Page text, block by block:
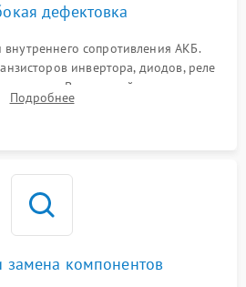
дефектовка
сопротивления АКБ.
инвертора, диодов, реле
Визуальный поиск вздутых
прогаров на печатной плате.
Подробнее
замена компонентов